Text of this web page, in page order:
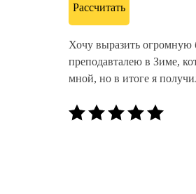
Рассчитать
Хочу выразить огромную
преподавталею в Зиме,
мной, но в итоге я